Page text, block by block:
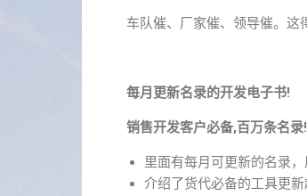
车队催、厂家催、领导催。这
每月更新名录的开发电子书!
销售开发客户必备,百万条名录!
里面有每月可更新的名录
介绍了货代必备的工具更